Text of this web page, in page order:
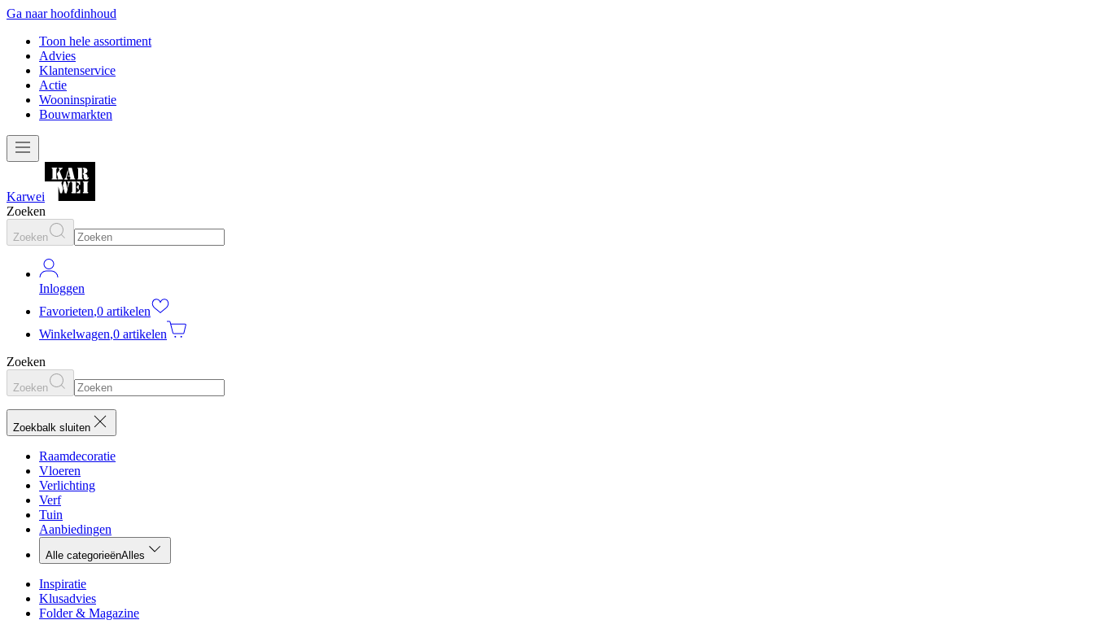
Ga naar hoofdinhoud
Toon hele assortiment
Advies
Klantenservice
Actie
Wooninspiratie
Bouwmarkten
Karwei
Zoeken
Zoeken
Inloggen
Favorieten,0 artikelen
Winkelwagen,0 artikelen
Zoeken
Zoeken
Zoekbalk sluiten
Raamdecoratie
Vloeren
Verlichting
Verf
Tuin
Aanbiedingen
Alle categorieënAlles
Inspiratie
Klusadvies
Folder & Magazine